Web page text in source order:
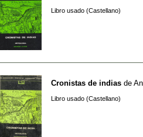
Libro usado (Castellano)
Cronistas de indias de
Libro usado (Castellano)